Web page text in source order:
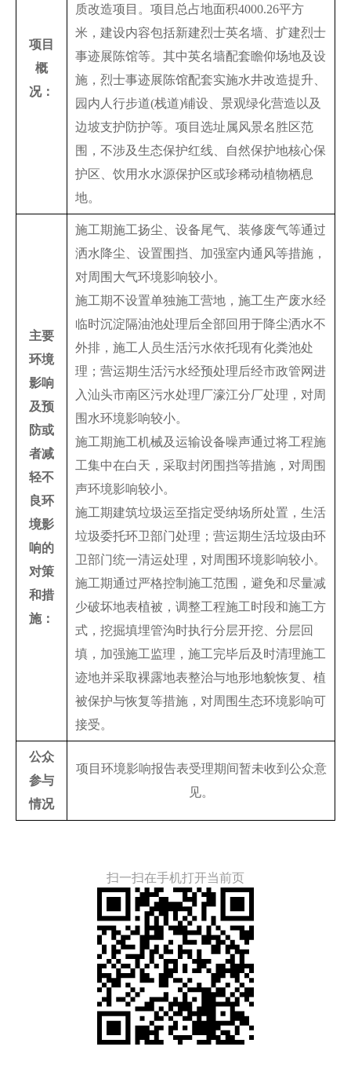
项目
概
况：
质改造项目。项目总占地面积4000.26平方
米，建设内容包括新建烈士英名墙、扩建烈士
事迹展陈馆等。其中英名墙配套瞻仰场地及设
施，烈士事迹展陈馆配套实施水井改造提升、
园内人行步道(栈道)铺设、景观绿化营造以及
边坡支护防护等。项目选址属风景名胜区范
围，不涉及生态保护红线、自然保护地核心保
护区、饮用水水源保护区或珍稀动植物栖息
地。
主要
环境
影响
及预
防或
者减
轻不
良环
境影
响的
对策
和措
施：
施工期施工扬尘、设备尾气、装修废气等通过
洒水降尘、设置围挡、加强室内通风等措施，
对周围大气环境影响较小。
施工期不设置单独施工营地，施工生产废水经
临时沉淀隔油池处理后全部回用于降尘洒水不
外排，施工人员生活污水依托现有化粪池处
理；营运期生活污水经预处理后经市政管网进
入汕头市南区污水处理厂濠江分厂处理，对周
围水环境影响较小。
施工期施工机械及运输设备噪声通过将工程施
工集中在白天，采取封闭围挡等措施，对周围
声环境影响较小。
施工期建筑垃圾运至指定受纳场所处置，生活
垃圾委托环卫部门处理；营运期生活垃圾由环
卫部门统一清运处理，对周围环境影响较小。
施工期通过严格控制施工范围，避免和尽量减
少破坏地表植被，调整工程施工时段和施工方
式，挖掘填埋管沟时执行分层开挖、分层回
填，加强施工监理，施工完毕后及时清理施工
迹地并采取裸露地表整治与地形地貌恢复、植
被保护与恢复等措施，对周围生态环境影响可
接受。
公众
参与
情况
项目环境影响报告表受理期间暂未收到公众意
见。
扫一扫在手机打开当前页